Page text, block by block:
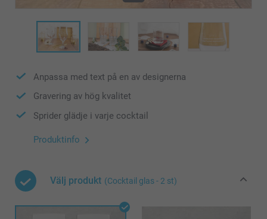
Anpassa med text på en av designerna
Gravering av hög kvalitet
Sprider glädje i varje cocktail
Produktinfo
Välj produkt (Cocktail glas - 2 st)